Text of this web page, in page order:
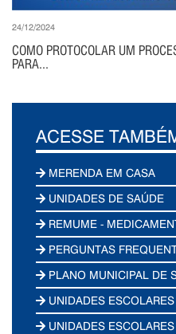
24/12/2024
COMO PROTOCOLAR UM
PARA...
ACESSE
MERENDA EM CASA
UNIDADES DE SAÚDE
REMUME -
PERGUNTAS
PLANO MUNICIPAL DE
UNIDADES
UNIDADES